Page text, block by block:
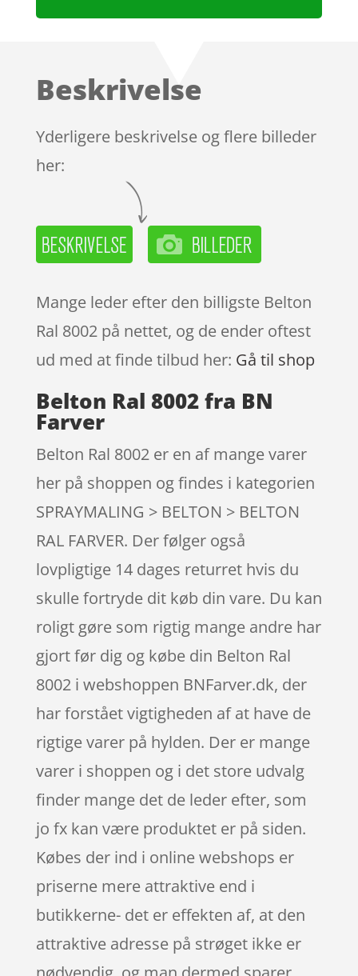
Beskrivelse
Yderligere beskrivelse og flere billeder
her:
Mange leder efter den billigste Belton
Ral 8002 på nettet, og de ender oftest
ud med at finde tilbud her: Gå til shop
Belton Ral 8002 fra BN
Farver
Belton Ral 8002 er en af mange varer
her på shoppen og findes i kategorien
SPRAYMALING > BELTON > BELTON
RAL FARVER. Der følger også
lovpligtige 14 dages returret hvis du
skulle fortryde dit køb din vare. Du kan
roligt gøre som rigtig mange andre har
gjort før dig og købe din Belton Ral
8002 i webshoppen BNFarver.dk, der
har forstået vigtigheden af at have de
rigtige varer på hylden. Der er mange
varer i shoppen og i det store udvalg
finder mange det de leder efter, som
jo fx kan være produktet er på siden.
Købes der ind i online webshops er
priserne mere attraktive end i
butikkerne- det er effekten af, at den
attraktive adresse på strøget ikke er